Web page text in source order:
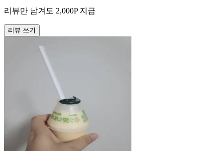
리뷰만 남겨도 2,000P 지급
리뷰 쓰기